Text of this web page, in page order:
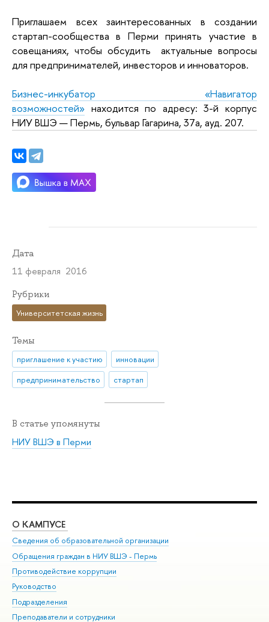
Приглашаем всех заинтересованных в создании
стартап-сообщества в Перми принять участие в
совещаниях, чтобы обсудить актуальные вопросы
для предпринимателей, инвесторов и инноваторов.
Бизнес-инкубатор «Навигатор
возможностей» находится по адресу: 3-й корпус
НИУ ВШЭ — Пермь, бульвар Гагарина, 37а, ауд. 207.
Дата
11 февраля 2016
Рубрики
Университетская жизнь
Темы
приглашение к участию
инновации
предпринимательство
стартап
В статье упомянуты
НИУ ВШЭ в Перми
О КАМПУСЕ
Сведения об образовательной организации
Обращения граждан в НИУ ВШЭ - Пермь
Противодействие коррупции
Руководство
Подразделения
Преподаватели и сотрудники